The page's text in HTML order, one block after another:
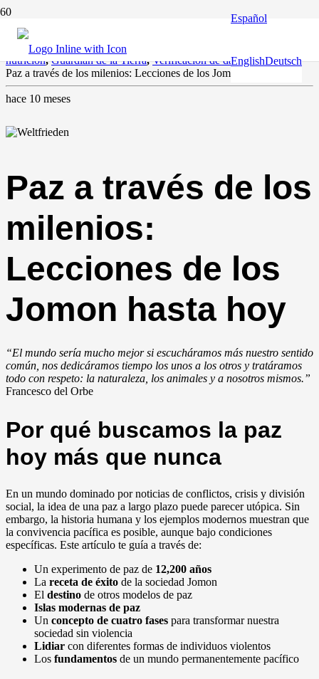
Español
EnglishDeutsch
Clima y medio ambiente,Educación
nutrición,Guardián de la Tierra,Verificación de datos
Paz a través de los milenios: Lecciones de los Jomon hasta hoy
hace 10 meses
Paz a través de los
milenios:
Lecciones de los
Jomon hasta hoy
“El mundo sería mucho mejor si escucháramos más nuestro sentido
común, nos dedicáramos tiempo los unos a los otros y tratáramos
todo con respeto: la naturaleza, los animales y a nosotros mismos.”
Francesco del Orbe
Por qué buscamos la paz
hoy más que nunca
En un mundo dominado por noticias de conflictos, crisis y división
social, la idea de una paz a largo plazo puede parecer utópica. Sin
embargo, la historia humana y los ejemplos modernos muestran que
la convivencia pacífica es posible, aunque bajo condiciones
específicas. Este artículo te guía a través de:
Un experimento de paz de 12,200 años
La receta de éxito de la sociedad Jomon
El destino de otros modelos de paz
Islas modernas de paz
Un concepto de cuatro fases para transformar nuestra
sociedad sin violencia
Lidiar con diferentes formas de individuos violentos
Los fundamentos de un mundo permanentemente pacífico